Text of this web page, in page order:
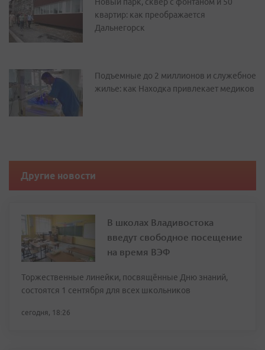
квартир: как преображается
Дальнегорск
Подъемные до 2 миллионов и служебное
жилье: как Находка привлекает медиков
Другие новости
В школах Владивостока
введут свободное посещение
на время ВЭФ
Торжественные линейки, посвящённые Дню знаний,
состоятся 1 сентября для всех школьников
сегодня, 18:26